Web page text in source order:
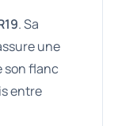
. Sa
une
son flanc
entre